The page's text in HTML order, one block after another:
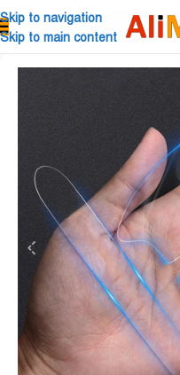
Skip to navigation
Skip to main content